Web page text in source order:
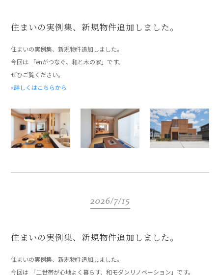
住まいの実例集、新規物件追加しました。
住まいの実例集、新規物件追加しました。
今回は 「enがつなぐ、和と木の家」です。
ぜひご覧ください。
»詳しくはこちらから
2026/7/15
住まいの実例集、新規物件追加しました。
住まいの実例集、新規物件追加しました。
今回は 「二世帯が心地よく暮らす、和モダンリノベーション」です。